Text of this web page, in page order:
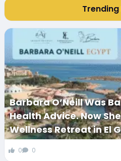
Barbara O’Neill Was
Health Advice. Now
Wellness Retreat in El
0 0